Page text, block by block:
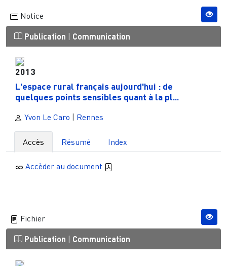
Notice
Publication | Communication
2013
L'espace rural français aujourd'hui : de
quelques points sensibles quant à la pl...
Yvon Le Caro Rennes
Accès Résumé Index
Accèder au document
Fichier
Publication | Communication